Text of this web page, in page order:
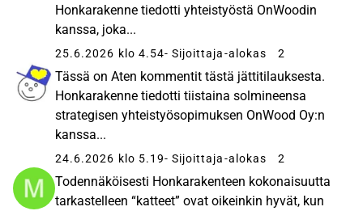
Honkarakenne tiedotti yhteistyöstä OnWoodin
kanssa, joka...
25.6.2026 klo 4.54- Sijoittaja-alokas 2
Tässä on Aten kommentit tästä jättitilauksesta.
Honkarakenne tiedotti tiistaina solmineensa
strategisen yhteistyösopimuksen OnWood Oy:n
kanssa...
24.6.2026 klo 5.19- Sijoittaja-alokas 2
Todennäköisesti Honkarakenteen kokonaisuutta
tarkastelleen “katteet” ovat oikeinkin hyvät, kun